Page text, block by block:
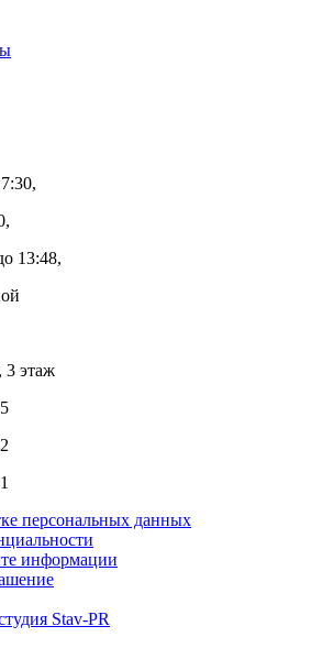
13:48,
3 этаж
персональных данных
информации
Stav-PR